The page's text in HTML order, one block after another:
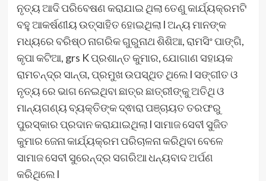
ନୃତ୍ୟ ଆଦି ପରିବେଷଣ କରାଯାଇ ଥିଲା ତେଣୁ କାର୍ଯ୍ୟକ୍ରମଟି
ବହୁ ଆକର୍ଷଣୀୟ ଉତ୍ସାହିତ ହୋଇଥିଲା l ଅନ୍ୟ ମାନଙ୍କ
ମଧ୍ୟରେ ବରିଷ୍ଠ ନାଗରିକ ଗୁରୁନାଥ ଶିଶିଆ, ରାମସିଂ ପାଙ୍ଗି,
କୃପା କଟିଆ, grs K ପ୍ରଶାନ୍ତ କୁମାର, ଯୋଗାଣ ସହାୟକ
ରାମଚନ୍ଦ୍ର ସାନ୍ତା, ପ୍ରମୁଖ ଉପସ୍ଥିତ ଥିଲେ l ସଙ୍ଗୀତ ଓ
ନୃତ୍ୟ ରେ ଭାଗ ନେଇଥିବା ଛାତ୍ର ଛାତ୍ରୀଙ୍କୁ ଅତିଥି ଓ
ମାନ୍ୟଗଣ୍ୟ ବ୍ୟକ୍ତିଙ୍କ ଦ୍ଵାରା ପଞ୍ଚାୟତ ତରଫରୁ
ପୁରସ୍କାର ପ୍ରଦାନ କରାଯାଇଥିଲା l ସାମାଜ ସେବୀ ସୁଜିତ
କୁମାର ଜେନା କାର୍ଯ୍ୟକ୍ରମ ପରିଚାଳନା କରିଥିବା ବେଳେ
ସାମାଜ ସେବୀ ସୁରେନ୍ଦ୍ର ସଗରିଆ ଧନ୍ୟବାଦ ଅର୍ପଣ
କରିଥିଲେ l